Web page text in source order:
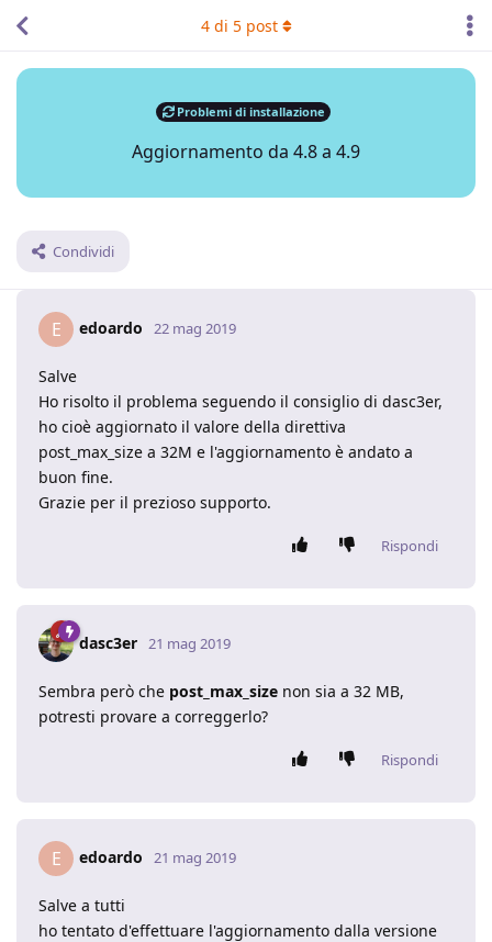
Problemi di installazione
Aggiornamento da 4.8 a 4.9
Condividi
4di 5post
E edoardo 22 mag 2019
Salve
Ho risolto il problema seguendo il consiglio di dasc3er,
ho cioè aggiornato il valore della direttiva
post_max_size a 32M e l'aggiornamento è andato a
buon fine.
Grazie per il prezioso supporto.
Rispondi
dasc3er 21 mag 2019
Sembra però che post_max_size non sia a 32 MB,
potresti provare a correggerlo?
Rispondi
E edoardo 21 mag 2019
Salve a tutti
ho tentato d'effettuare l'aggiornamento dalla versione